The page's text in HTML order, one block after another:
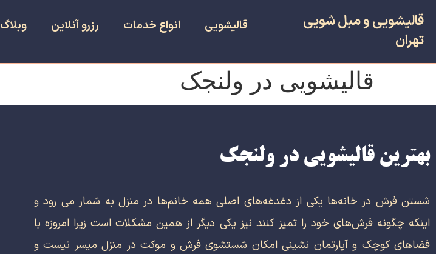
قالیشویی و مبل شویی
تهران
قالیشویی انواع خدمات رزرو آنلاین وبلاگ
قالیشویی در ولنجک
بهترین قالیشویی در ولنجک
شستن فرش در خانه‌ها یکی از دغدغه‌های اصلی همه خانم‌ها در منزل به شمار می رود و
اینکه چگونه فرش‌های خود را تمیز کنند نیز یکی دیگر از همین مشکلات است زیرا امروزه با
فضاهای کوچک و آپارتمان نشینی امکان شستشوی فرش و موکت در منزل میسر نیست و